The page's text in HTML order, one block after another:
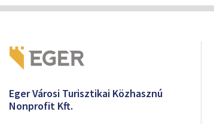
Eger Városi Turisztikai Közhasznú
Nonprofit Kft.